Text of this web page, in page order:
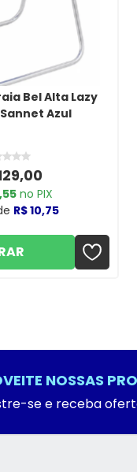
Bel Alta Lazy
Azul
no PIX
R$ 10,75
NOSSAS
se e receba